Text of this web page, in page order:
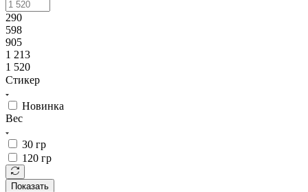
290
598
905
1 213
1 520
Стикер
Новинка
Вес
30 гр
120 гр
Показать